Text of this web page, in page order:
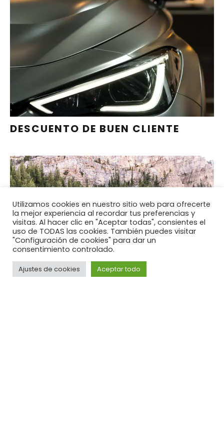
PRÓXIMA VISITA SEA MÁS BARATA
PIDE CITA
DESCUENTO DE BUEN CLIENTE
COCHE DE SUSTITUCIÓN
GRATUITO PARA OPERACIONES DE
MÁS DE 24H
PIDE CITA
Utilizamos cookies en nuestro sitio web para ofrecerte
la mejor experiencia al recordar tus preferencias y
visitas. Al hacer clic en "Aceptar todas", consientes el
uso de TODAS las cookies. También puedes visitar
"Configuración de cookies" para dar un
consentimiento controlado.
Ajustes de cookies Aceptar todo